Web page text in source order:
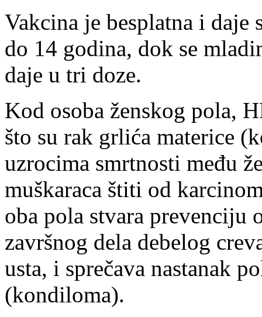
Vakcina je besplatna i daje
do 14 godina, dok se
daje u tri doze.
Kod osoba ženskog pola,
što su rak grlića materice
uzrocima smrtnosti među
muškaraca štiti od
oba pola stvara prevenciju
završnog dela debelog
usta, i sprečava nastanak
(kondiloma).